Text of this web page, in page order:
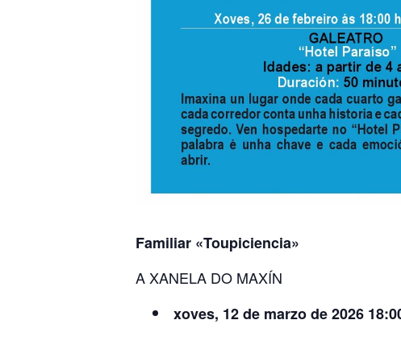
Familiar «Toupiciencia»
A XANELA DO MAXÍN
xoves, 12 de marzo de 2026